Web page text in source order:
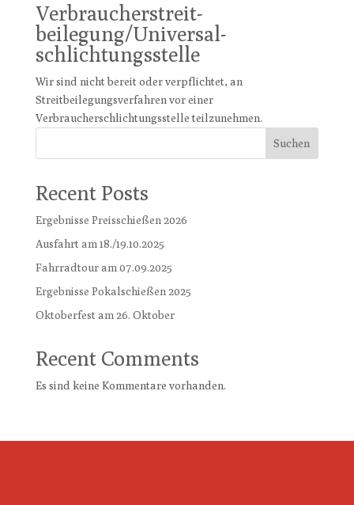
Verbraucher­streit­
beilegung/Universal­
schlichtungs­stelle
Wir sind nicht bereit oder verpflichtet, an
Streitbeilegungsverfahren vor einer
Verbraucherschlichtungsstelle teilzunehmen.
Suchen
Recent Posts
Ergebnisse Preisschießen 2026
Ausfahrt am 18./19.10.2025
Fahrradtour am 07.09.2025
Ergebnisse Pokalschießen 2025
Oktoberfest am 26. Oktober
Recent Comments
Es sind keine Kommentare vorhanden.